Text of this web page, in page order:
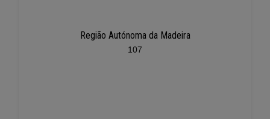
Região Autónoma da Madeira
107